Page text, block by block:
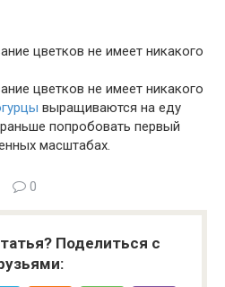
цветков не имеет никакого
цветков не имеет никакого
выращиваются на еду
попробовать первый
масштабах.
0
Поделиться с